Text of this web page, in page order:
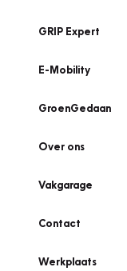
GRIP Expert
E-Mobility
GroenGedaan
Over ons
Vakgarage
Contact
Werkplaats